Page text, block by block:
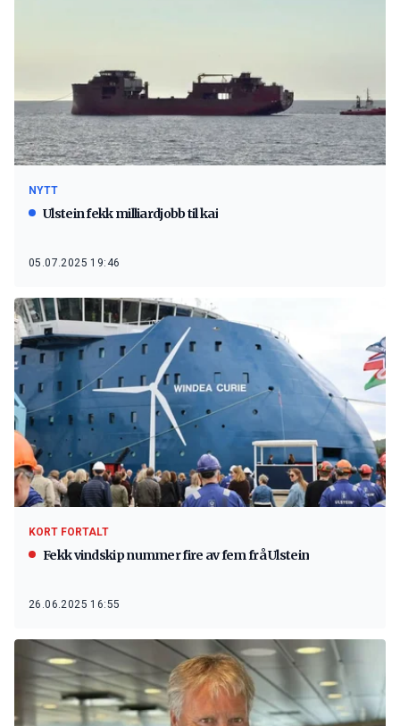
NYTT
Ulstein fekk milliardjobb til kai
05.07.2025 19:46
KORT FORTALT
Fekk vindskip nummer fire av fem frå Ulstein
26.06.2025 16:55